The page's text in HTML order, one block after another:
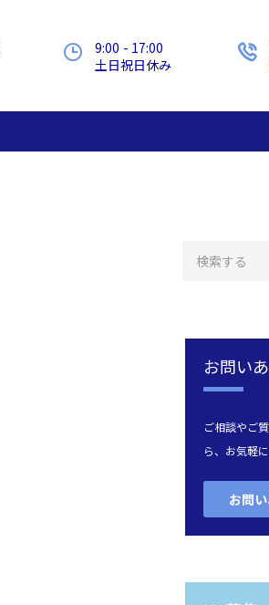
9:00 - 17:00
土日祝日休み
お問い
ご相談やご
ら、お気軽
お問